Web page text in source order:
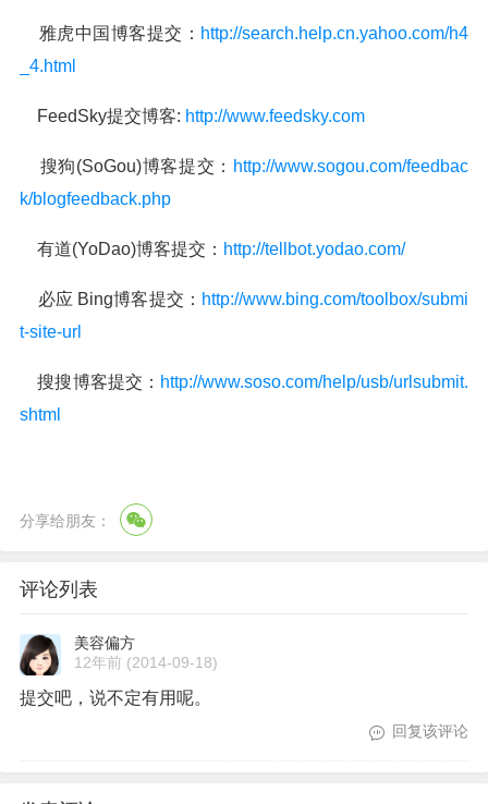
雅虎中国博客提交： http://search.help.cn.yahoo.com/h4
_4.html
FeedSky提交博客: http://www.feedsky.com
搜狗(SoGou)博客提交： http://www.sogou.com/feedbac
k/blogfeedback.php
有道(YoDao)博客提交： http://tellbot.yodao.com/
必应 Bing博客提交： http://www.bing.com/toolbox/submi
t-site-url
搜搜博客提交： http://www.soso.com/help/usb/urlsubmit.
shtml
分享给朋友：
评论列表
美容偏方
12年前 (2014-09-18)
提交吧，说不定有用呢。
回复该评论